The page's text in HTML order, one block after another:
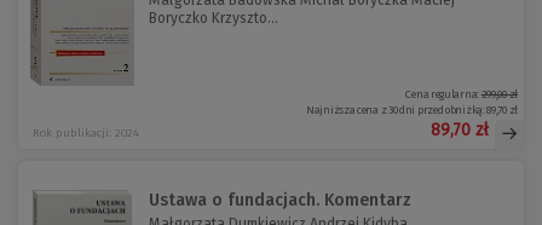
Boryczko Krzyszto...
Rok publikacji: 2024
Cena regularna:299,00 zł
Najniższa cena z 30 dni przed obniżką:89,70 zł
89,70 zł
Ustawa o fundacjach. Komentarz